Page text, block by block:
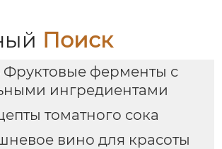
Поиск
Фруктовые ферменты с
ингредиентами
томатного сока
вино для красоты